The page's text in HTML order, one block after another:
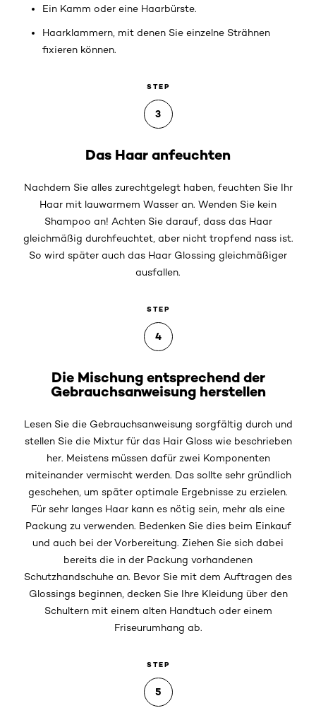
Ein Kamm oder eine Haarbürste.
Haarklammern, mit denen Sie einzelne Strähnen
fixieren können.
STEP
3
Das Haar anfeuchten
Nachdem Sie alles zurechtgelegt haben, feuchten Sie Ihr
Haar mit lauwarmem Wasser an. Wenden Sie kein
Shampoo an! Achten Sie darauf, dass das Haar
gleichmäßig durchfeuchtet, aber nicht tropfend nass ist.
So wird später auch das Haar Glossing gleichmäßiger
ausfallen.
STEP
4
Die Mischung entsprechend der
Gebrauchsanweisung herstellen
Lesen Sie die Gebrauchsanweisung sorgfältig durch und
stellen Sie die Mixtur für das Hair Gloss wie beschrieben
her. Meistens müssen dafür zwei Komponenten
miteinander vermischt werden. Das sollte sehr gründlich
geschehen, um später optimale Ergebnisse zu erzielen.
Für sehr langes Haar kann es nötig sein, mehr als eine
Packung zu verwenden. Bedenken Sie dies beim Einkauf
und auch bei der Vorbereitung. Ziehen Sie sich dabei
bereits die in der Packung vorhandenen
Schutzhandschuhe an. Bevor Sie mit dem Auftragen des
Glossings beginnen, decken Sie Ihre Kleidung über den
Schultern mit einem alten Handtuch oder einem
Friseurumhang ab.
STEP
5